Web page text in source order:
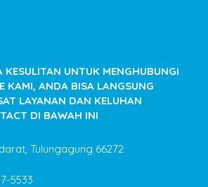
KESULITAN UNTUK MENGHUBUNGI
KAMI, ANDA BISA LANGSUNG
LAYANAN DAN KELUHAN
DI BAWAH INI
Tulungagung 66272
5533